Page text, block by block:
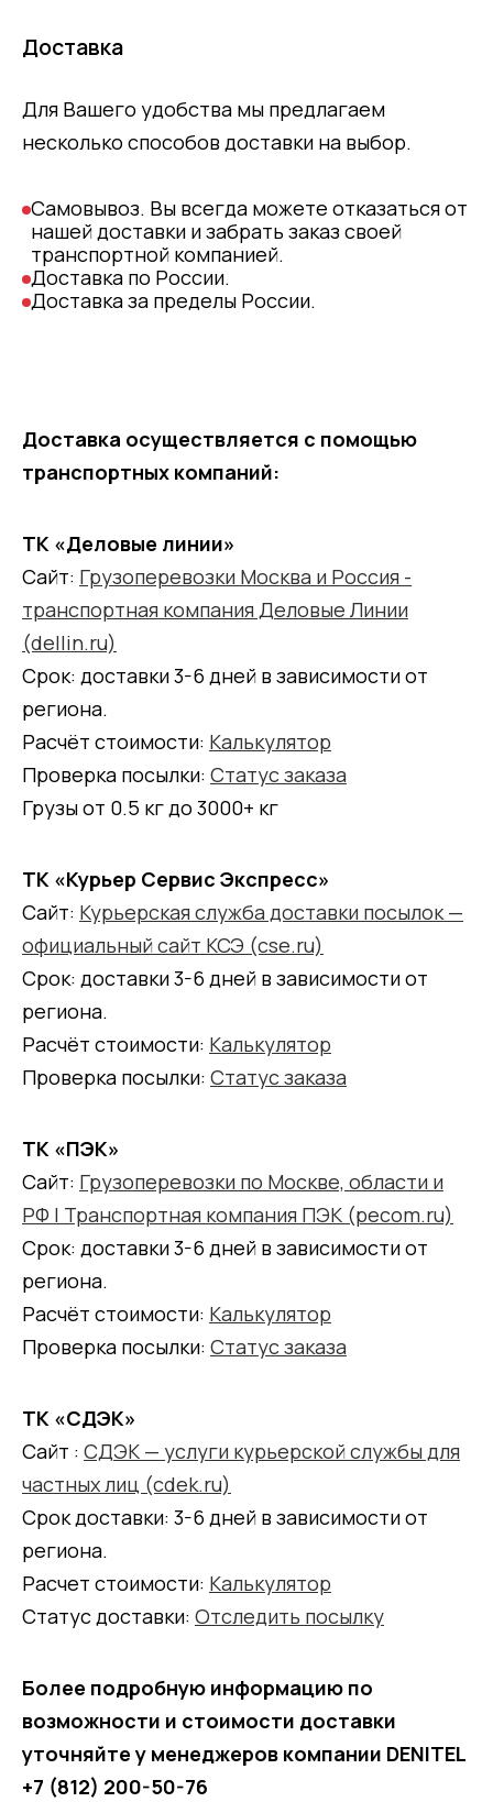
Доставка
Для Вашего удобства мы предлагаем
несколько способов доставки на выбор.
Самовывоз. Вы всегда можете отказаться от
нашей доставки и забрать заказ своей
транспортной компанией.
Доставка по России.
Доставка за пределы России.
Доставка осуществляется с помощью
транспортных компаний:
ТК «Деловые линии»
Сайт: Грузоперевозки Москва и Россия -
транспортная компания Деловые Линии
(dellin.ru)
Срок: доставки 3-6 дней в зависимости от
региона.
Расчёт стоимости: Калькулятор
Проверка посылки: Статус заказа
Грузы от 0.5 кг до 3000+ кг
ТК «Курьер Сервис Экспресс»
Сайт: Курьерская служба доставки посылок —
официальный сайт КСЭ (cse.ru)
Срок: доставки 3-6 дней в зависимости от
региона.
Расчёт стоимости: Калькулятор
Проверка посылки: Статус заказа
ТК «ПЭК»
Сайт: Грузоперевозки по Москве, области и
РФ | Транспортная компания ПЭК (pecom.ru)
Срок: доставки 3-6 дней в зависимости от
региона.
Расчёт стоимости: Калькулятор
Проверка посылки: Статус заказа
ТК «СДЭК»
Сайт : СДЭК — услуги курьерской службы для
частных лиц (cdek.ru)
Срок доставки: 3-6 дней в зависимости от
региона.
Расчет стоимости: Калькулятор
Статус доставки: Отследить посылку
Более подробную информацию по
возможности и стоимости доставки
уточняйте у менеджеров компании DENITEL
+7 (812) 200-50-76